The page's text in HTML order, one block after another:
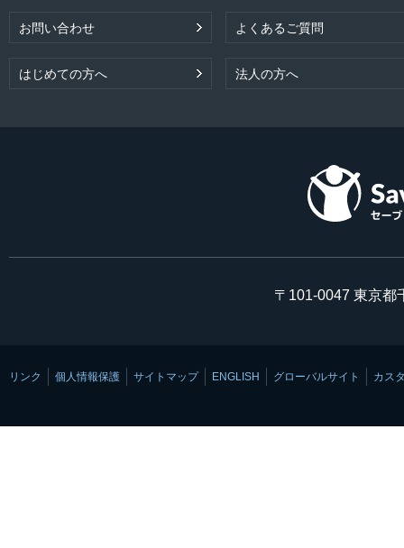
お問い合わせ よくあるご質問
はじめての方へ 法人の方へ
〒101-0047 東京都
リンク 個人情報保護 サイトマップ ENGLISH グローバルサイト カス